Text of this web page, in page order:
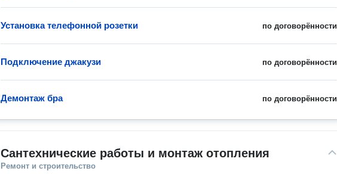
по договорённости
Установка телефонной розетки
по договорённости
Подключение джакузи
по договорённости
Демонтаж бра
Сантехнические работы и монтаж отопления
Ремонт и строительство